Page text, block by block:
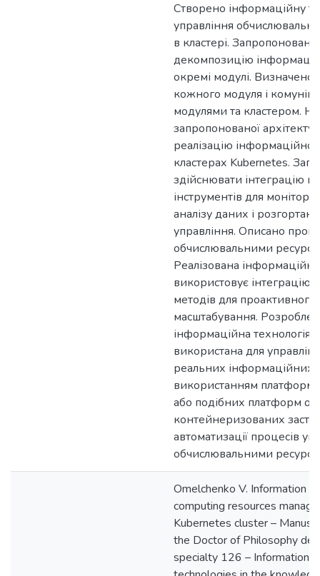
Створено інформаційну
управління
в кластері.
декомпозицію
окремі модулі. Визначено
кожного модуля і
модулями та кластером. На
запропонованої
реалізацію інформаційної
кластерах Kubernetes.
здійснювати інтеграцію
інструментів для
аналізу даних і
управління. Описано
обчислювальними
Реалізована
використовує інтеграцію
методів для проактивного
масштабування.
інформаційна технологія
використана для
реальних інформаційних
використанням
або подібних платформ
контейнеризованих
автоматизації процесів
обчислювальними
Omelchenko V. Information
computing resources
Kubernetes cluster –
the Doctor of Philosophy
specialty 126 – Information